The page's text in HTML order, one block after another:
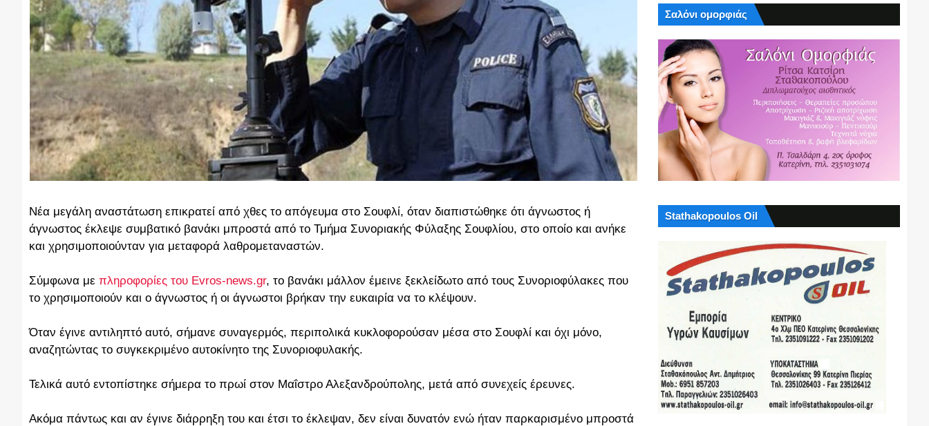
Νέα μεγάλη αναστάτωση επικρατεί από χθες το απόγευμα στο Σουφλί, όταν διαπιστώθηκε ότι άγνωστος ή
άγνωστος έκλεψε συμβατικό βανάκι μπροστά από το Τμήμα Συνοριακής Φύλαξης Σουφλίου, στο οποίο και ανήκε
και χρησιμοποιούνταν για μεταφορά λαθρομεταναστών.
Σύμφωνα με πληροφορίες του Evros-news.gr, το βανάκι μάλλον έμεινε ξεκλείδωτο από τους Συνοριοφύλακες που
το χρησιμοποιούν και ο άγνωστος ή οι άγνωστοι βρήκαν την ευκαιρία να το κλέψουν.
Όταν έγινε αντιληπτό αυτό, σήμανε συναγερμός, περιπολικά κυκλοφορούσαν μέσα στο Σουφλί και όχι μόνο,
αναζητώντας το συγκεκριμένο αυτοκίνητο της Συνοριοφυλακής.
Τελικά αυτό εντοπίστηκε σήμερα το πρωί στον Μαΐστρο Αλεξανδρούπολης, μετά από συνεχείς έρευνες.
Ακόμα πάντως και αν έγινε διάρρηξη του και έτσι το έκλεψαν, δεν είναι δυνατόν ενώ ήταν παρκαρισμένο μπροστά
Σαλόνι ομορφιάς
Stathakopoulos Oil